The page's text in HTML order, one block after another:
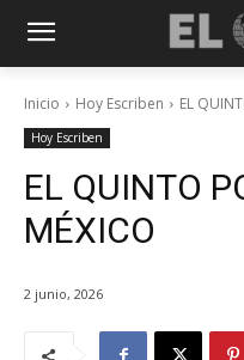
Inicio Hoy Escriben EL
Hoy Escriben
EL QUINTO
MÉXICO
2 junio, 2026